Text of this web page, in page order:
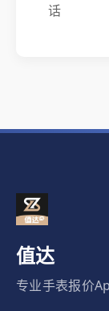
话
值达
专业手表报价